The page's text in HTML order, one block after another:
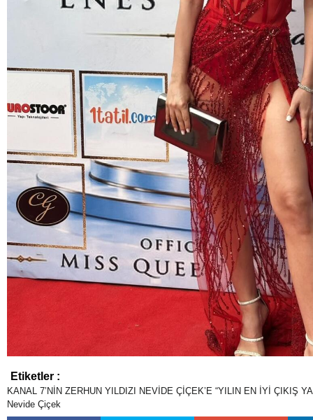
Etiketler :
KANAL 7’NİN ZERHUN YILDIZI NEVİDE ÇİÇEK’E “YILIN EN İYİ ÇIKIŞ
Nevide Çiçek